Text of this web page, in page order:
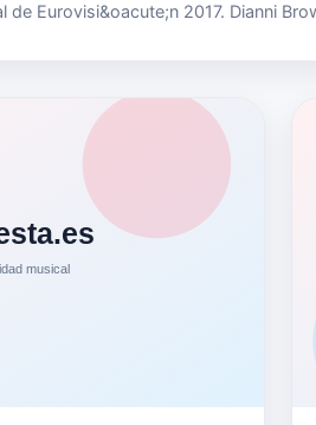
de Eurovisi&oacute;n 2017. Dianni
de Madrid. Prov…